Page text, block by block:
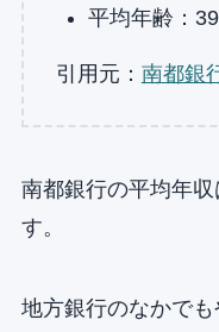
平均年齢：
引用元： 南都銀
南都銀行の平均年
す。
地方銀行のなかで